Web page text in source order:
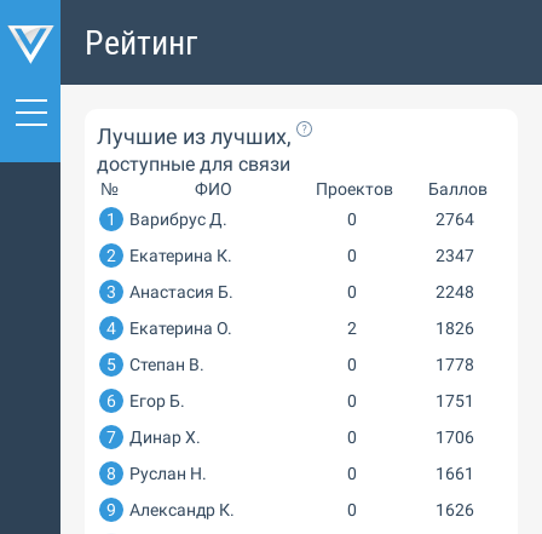
Рейтинг
Лучшие из лучших,
доступные для связи
№ ФИО Проектов
Баллов
1
Варибрус Д. 0
2764
2
Екатерина К. 0
2347
3
Анастасия Б. 0
2248
4
Екатерина О. 2
1826
5
Степан В. 0
1778
6
Егор Б. 0
1751
7
Динар Х. 0
1706
8
Руслан Н. 0
1661
9
Александр К. 0
1626